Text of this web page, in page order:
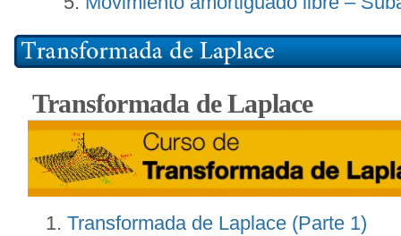
Transformada de Laplace
Transformada de Laplace (Parte 1)